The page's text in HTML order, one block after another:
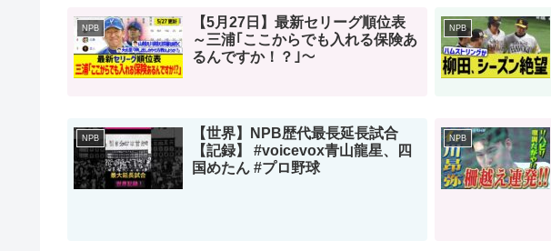
NPB
【5月27日】最新セリーグ順位表
～三浦｢ここからでも入れる保険あ
るんですか！？｣～
NPB
NPB
【世界】NPB歴代最長延長試合
【記録】 #voicevox青山龍星、四
国めたん #プロ野球
NPB